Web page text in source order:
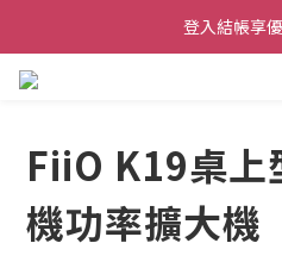
登入結帳享
FiiO K19桌上
機功率擴大機